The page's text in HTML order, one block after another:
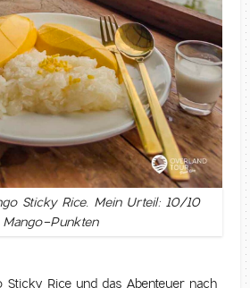
Sticky Rice. Mein Urteil: 10/10
Mango-Punkten
Sticky Rice und das Abenteuer nach